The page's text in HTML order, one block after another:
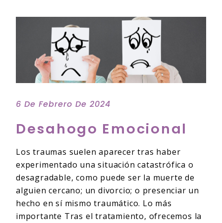
6 De Febrero De 2024
Desahogo Emocional
Los traumas suelen aparecer tras haber
experimentado una situación catastrófica o
desagradable, como puede ser la muerte de
alguien cercano; un divorcio; o presenciar un
hecho en sí mismo traumático. Lo más
importante Tras el tratamiento, ofrecemos la